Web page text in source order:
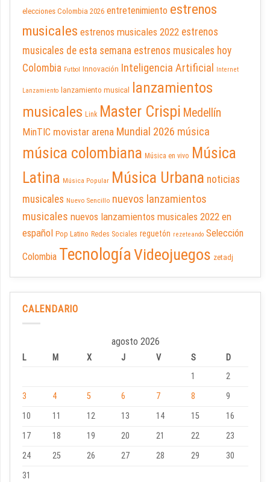
elecciones Colombia 2026 entretenimiento estrenos
musicales estrenos musicales 2022 estrenos
musicales de esta semana estrenos musicales hoy
Colombia Futbol Innovación Inteligencia Artificial Internet
Lanzamiento lanzamiento musical
lanzamientos
musicales Link Master Crispi Medellín
MinTIC movistar arena Mundial 2026 música
música colombiana Música en vivo Música
Latina Música Popular Música Urbana noticias
musicales Nuevo Sencillo nuevos lanzamientos
musicales nuevos lanzamientos musicales 2022 en
español Pop Latino Redes Sociales reguetón rezeteando Selección
Colombia TecnologíaVideojuegos zetadj
CALENDARIO
agosto 2026
L M X J V S
D
1
2
3
4 5 6 7 8
9
10
11 12 13 14 15
16
17
18 19 20 21 22
23
24
25 26 27 28 29
30
31